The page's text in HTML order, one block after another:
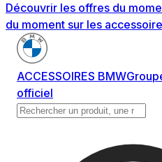
Découvrir les offres du
du moment sur les
ACCESSOIRES BMW
officiel